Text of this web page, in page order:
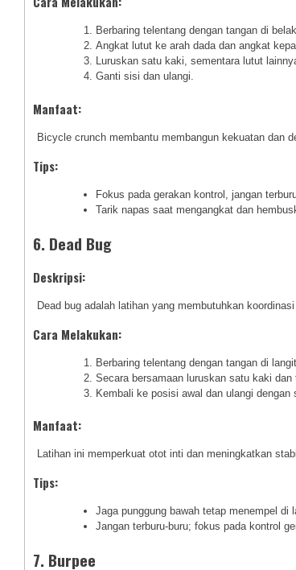
Berbaring telentang dengan tangan di
Angkat lutut ke arah dada dan angkat
Luruskan satu kaki, sementara lutut
Ganti sisi dan ulangi.
Manfaat:
Bicycle crunch membantu membangun kekuatan dan
Tips:
Fokus pada gerakan kontrol, jangan
Tarik napas saat mengangkat dan
6. Dead Bug
Deskripsi:
Dead bug adalah latihan yang membutuhkan
Cara Melakukan:
Berbaring telentang dengan tangan di
Secara bersamaan luruskan satu kaki dan
Kembali ke posisi awal dan ulangi dengan
Manfaat:
Latihan ini memperkuat otot inti dan meningkatkan
Tips:
Jaga punggung bawah tetap menempel di
Jangan terburu-buru; fokus pada kontrol
7. Burpee